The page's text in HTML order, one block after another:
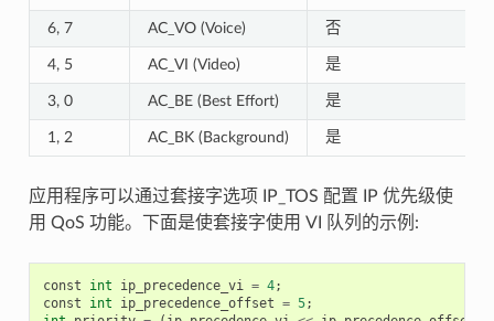
6, 7 AC_VO (Voice) 否
4, 5 AC_VI (Video) 是
3, 0 AC_BE (Best Effort) 是
1, 2 AC_BK (Background) 是
应用程序可以通过套接字选项 IP_TOS 配置 IP 优先级使
用 QoS 功能。下面是使套接字使用 VI 队列的示例:
const int ip_precedence_vi = 4;
const
int ip_precedence_offset = 5;